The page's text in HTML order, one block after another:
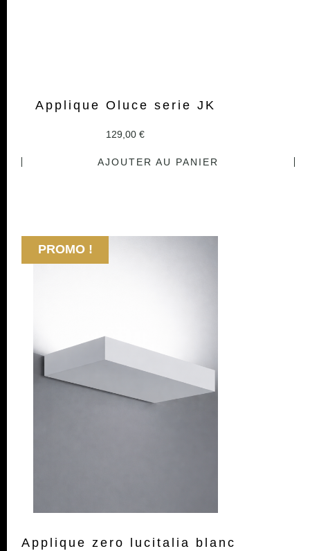
Applique Oluce serie JK
129,00€
AJOUTER AU PANIER
PROMO !
Applique zero lucitalia blanc